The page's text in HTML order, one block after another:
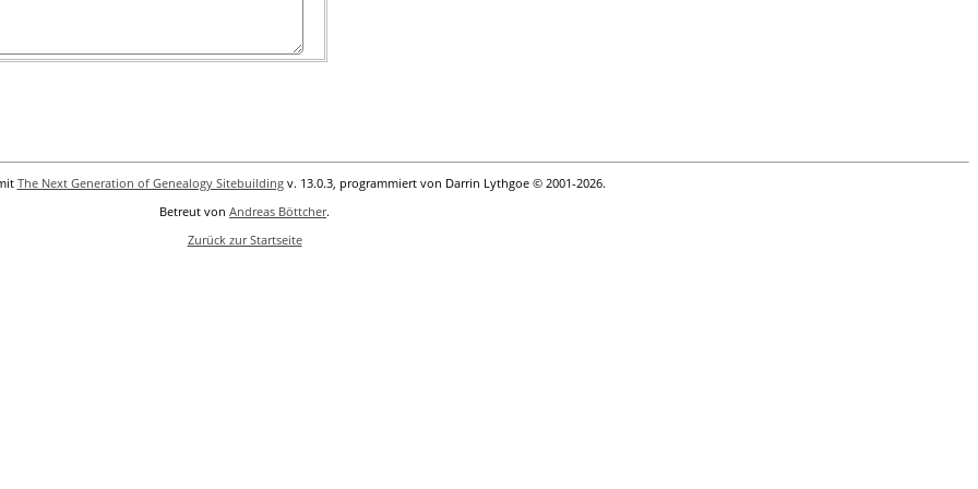
The Next Generation of Genealogy Sitebuildingv. 13.0.3, programmiert von Darrin Lythgoe © 2001-2026.
Betreut von Andreas Böttcher.
Zurück zur Startseite